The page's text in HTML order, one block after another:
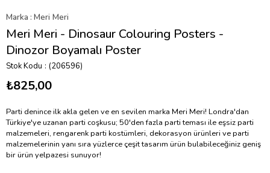
Marka : Meri Meri
Meri Meri - Dinosaur Colouring Posters -
Dinozor Boyamalı Poster
Stok Kodu (206596)
₺825,00
Parti denince ilk akla gelen ve en sevilen marka Meri Meri! Londra'dan
Türkiye'ye uzanan parti coşkusu; 50'den fazla parti teması ile eşsiz parti
malzemeleri, rengarenk parti kostümleri, dekorasyon ürünleri ve parti
malzemelerinin yanı sıra yüzlerce çeşit tasarım ürün bulabileceğiniz geniş
bir ürün yelpazesi sunuyor!